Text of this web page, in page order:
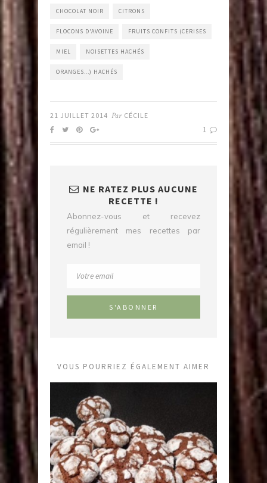
CHOCOLAT NOIR CITRONS
FLOCONS D'AVOINE FRUITS CONFITS (CERISES
MIEL NOISETTES HACHÉS
ORANGES...) HACHÉS
21 JUILLET 2014 Par CÉCILE
1
NE RATEZ PLUS AUCUNE
RECETTE !
Abonnez-vous et recevez
régulièrement mes recettes par
email !
VOUS POURRIEZ ÉGALEMENT AIMER